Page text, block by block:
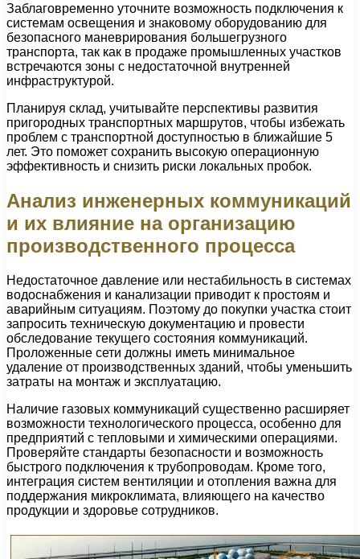
Заблаговременно уточните возможность подключения к
системам освещения и знаковому оборудованию для
безопасного маневрирования большегрузного
транспорта, так как в продаже промышленных участков
встречаются зоны с недостаточной внутренней
инфраструктурой.
Планируя склад, учитывайте перспективы развития
пригородных транспортных маршрутов, чтобы избежать
проблем с транспортной доступностью в ближайшие 5
лет. Это поможет сохранить высокую операционную
эффективность и снизить риски локальных пробок.
Анализ инженерных коммуникаций
и их влияние на организацию
производственного процесса
Недостаточное давление или нестабильность в системах
водоснабжения и канализации приводит к простоям и
аварийным ситуациям. Поэтому до покупки участка стоит
запросить техническую документацию и провести
обследование текущего состояния коммуникаций.
Проложенные сети должны иметь минимальное
удаление от производственных зданий, чтобы уменьшить
затраты на монтаж и эксплуатацию.
Наличие газовых коммуникаций существенно расширяет
возможности технологического процесса, особенно для
предприятий с тепловыми и химическими операциями.
Проверяйте стандарты безопасности и возможность
быстрого подключения к трубопроводам. Кроме того,
интеграция систем вентиляции и отопления важна для
поддержания микроклимата, влияющего на качество
продукции и здоровье сотрудников.